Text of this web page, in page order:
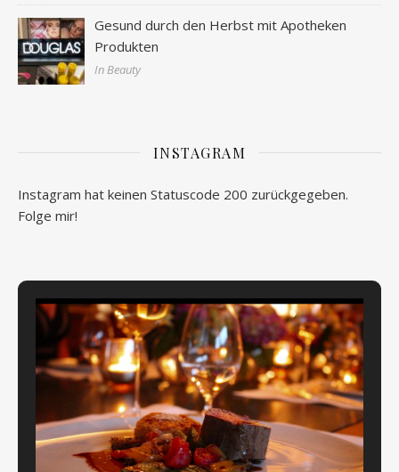
Gesund durch den Herbst mit Apotheken
Produkten
In Beauty
INSTAGRAM
Instagram hat keinen Statuscode 200 zurückgegeben.
Folge mir!